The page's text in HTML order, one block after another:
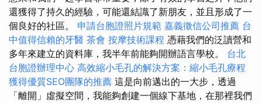
還獲得了持久的經驗，可能還結識了新朋友，並且形成了一
個良好的社區。 申請台胞證照片規範 嘉義徵信公司推薦 台
中值得信賴的牙醫 茶會 按摩技術課程 憑藉我們的泛讀營和
多年來建立的資料庫，我半年前能夠開辦語言學校。 台北
台胞證辦理中心 高效縮小毛孔的解決方案：縮小毛孔療程
獲得優質SEO團隊的推薦 這是向前邁出的一大步，透過
「離開」虛擬空間，我能夠創建一個線下基地，在那裡我們